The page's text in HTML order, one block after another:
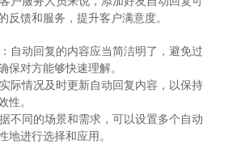
反馈和服务，提升客户满意度。
自动回复的内容应当简洁明了，避免过
保对方能够快速理解。
际情况及时更新自动回复内容，以保持
。
不同的场景和需求，可以设置多个自动
地进行选择和应用。